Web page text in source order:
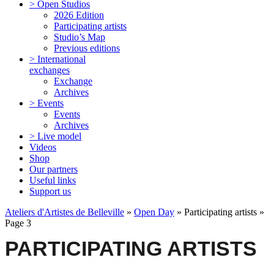
> Open Studios
2026 Edition
Participating artists
Studio’s Map
Previous editions
> International
exchanges
Exchange
Archives
> Events
Events
Archives
> Live model
Videos
Shop
Our partners
Useful links
Support us
Ateliers d'Artistes de Belleville » Open Day » Participating artists »
Page 3
PARTICIPATING ARTISTS